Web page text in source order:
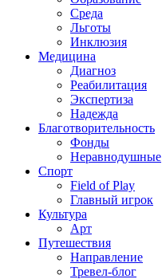
Среда
Льготы
Инклюзия
Медицина
Диагноз
Реабилитация
Экспертиза
Надежда
Благотворительность
Фонды
Неравнодушные
Спорт
Field of Play
Главный игрок
Культура
Арт
Путешествия
Направление
Тревел-блог